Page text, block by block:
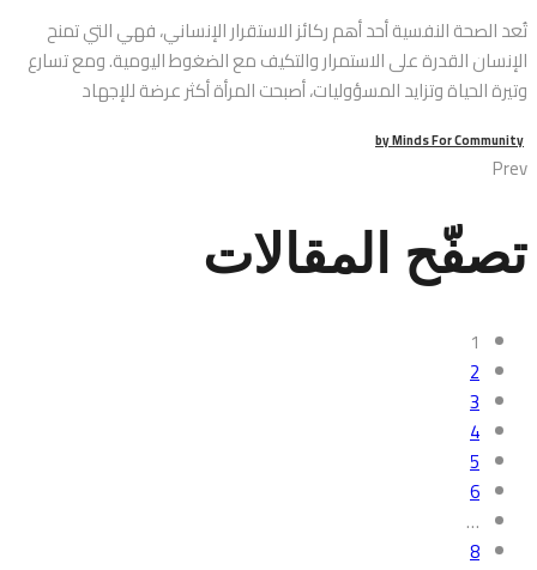
تُعد الصحة النفسية أحد أهم ركائز الاستقرار الإنساني، فهي التي تمنح
الإنسان القدرة على الاستمرار والتكيف مع الضغوط اليومية. ومع تسارع
وتيرة الحياة وتزايد المسؤوليات، أصبحت المرأة أكثر عرضة للإجهاد
byMinds For Community
Prev
تصفّح المقالات
1
2
3
4
5
6
…
8